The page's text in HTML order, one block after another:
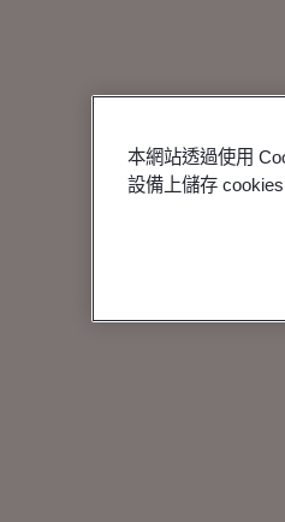
本網站透過使用
設備上儲存